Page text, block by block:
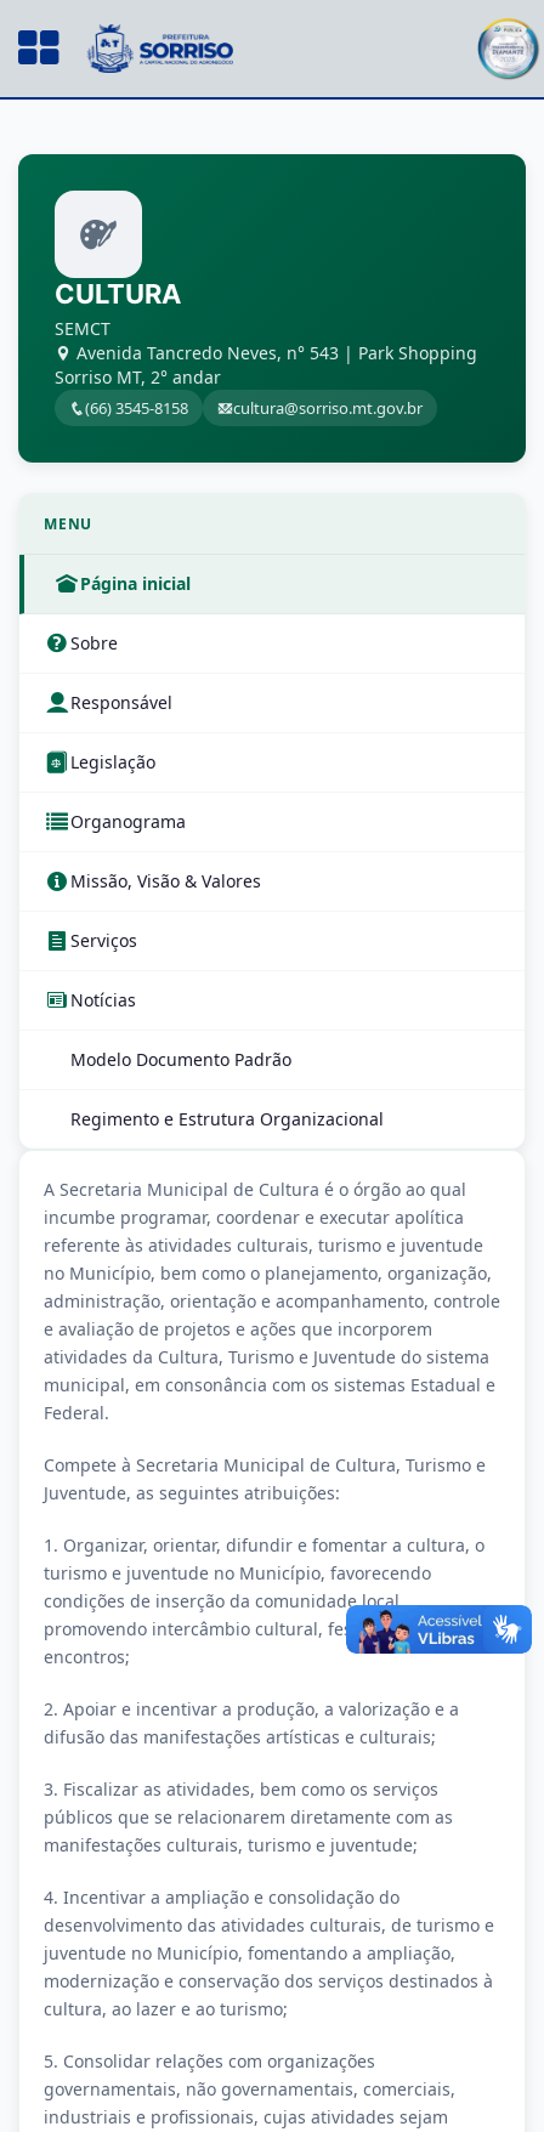
CULTURA
SEMCT
Avenida Tancredo Neves, n° 543 | Park Shopping
Sorriso MT, 2° andar
(66) 3545-8158 cultura@sorriso.mt.gov.br
MENU
Página inicial
Sobre
Responsável
Legislação
Organograma
Missão, Visão & Valores
Serviços
Notícias
Modelo Documento Padrão
Regimento e Estrutura Organizacional
A Secretaria Municipal de Cultura é o órgão ao qual
incumbe programar, coordenar e executar apolítica
referente às atividades culturais, turismo e juventude
no Município, bem como o planejamento, organização,
administração, orientação e acompanhamento, controle
e avaliação de projetos e ações que incorporem
atividades da Cultura, Turismo e Juventude do sistema
municipal, em consonância com os sistemas Estadual e
Federal.
Compete à Secretaria Municipal de Cultura, Turismo e
Juventude, as seguintes atribuições:
1. Organizar, orientar, difundir e fomentar a cultura, o
turismo e juventude no Município, favorecendo
condições de inserção da comunidade local,
promovendo intercâmbio cultural, festivais, mostras e
encontros;
2. Apoiar e incentivar a produção, a valorização e a
difusão das manifestações artísticas e culturais;
3. Fiscalizar as atividades, bem como os serviços
públicos que se relacionarem diretamente com as
manifestações culturais, turismo e juventude;
4. Incentivar a ampliação e consolidação do
desenvolvimento das atividades culturais, de turismo e
juventude no Município, fomentando a ampliação,
modernização e conservação dos serviços destinados à
cultura, ao lazer e ao turismo;
5. Consolidar relações com organizações
governamentais, não governamentais, comerciais,
industriais e profissionais, cujas atividades sejam